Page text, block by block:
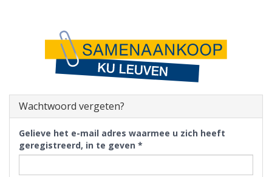
Wachtwoord vergeten?
Gelieve het e-mail adres waarmee u zich heeft
geregistreerd, in te geven